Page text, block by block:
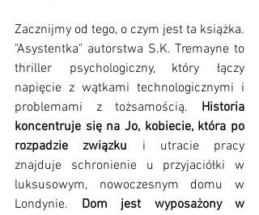
Zacznijmy od tego, o czym jest ta książka.
"Asystentka" autorstwa S.K. Tremayne to
thriller psychologiczny, który łączy
napięcie z wątkami technologicznymi i
problemami z tożsamością. Historia
koncentruje się na Jo, kobiecie, która po
rozpadzie związku i utracie pracy
znajduje schronienie u przyjaciółki w
luksusowym, nowoczesnym domu w
Londynie. Dom jest wyposażony w